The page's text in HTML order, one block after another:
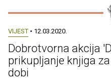
VIJEST • 12.03.2020.
Dobrotvorna akcija
prikupljanje knjiga
dobi